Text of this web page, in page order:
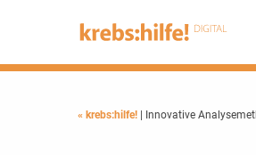
« krebs:hilfe! | Innovative